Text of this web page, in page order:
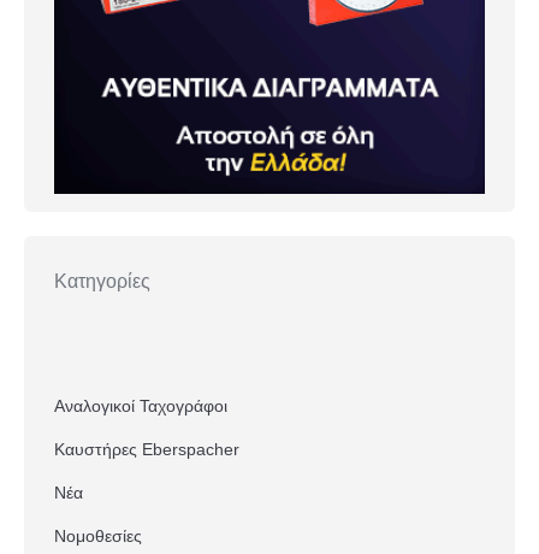
Κατηγορίες
Αναλογικοί Ταχογράφοι
Καυστήρες Eberspacher
Νέα
Νομοθεσίες